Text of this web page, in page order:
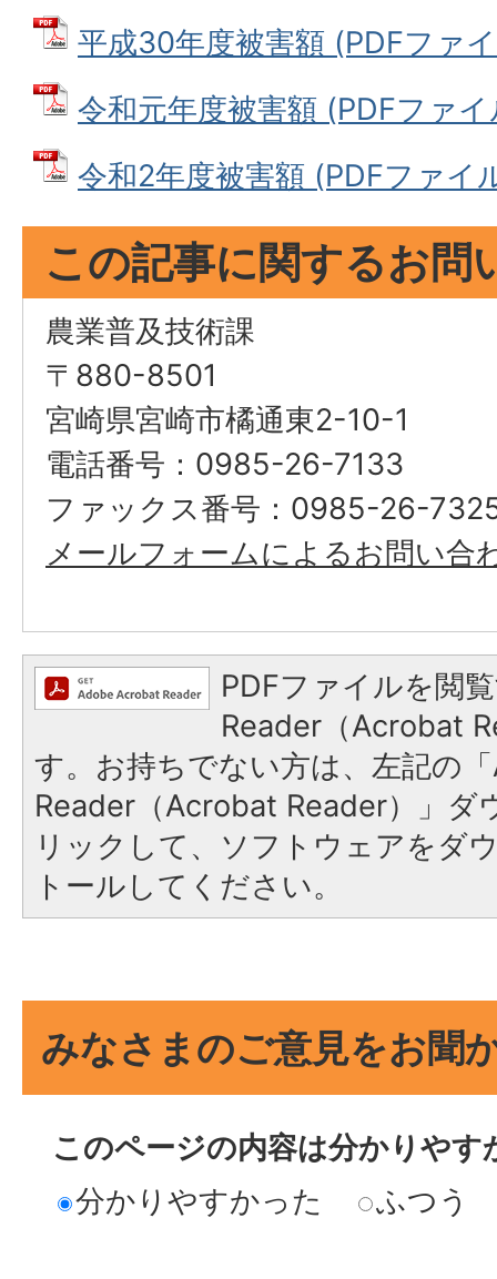
平成30年度被害額 (PDFファ
令和元年度被害額 (PDFファ
令和2年度被害額 (PDFファイ
この記事に関するお問
農業普及技術課
〒880-8501
宮崎県宮崎市橘通東2-10-1
電話番号：0985-26-7133
ファックス番号：0985-26-
メールフォームによるお問い合
PDFファイルを閲
Reader（Acrobat
す。お持ちでない方は、左記の
Reader（Acrobat Reader）」ダ
リックして、ソフトウェアをダ
トールしてください。
みなさまのご意見をお聞
このページの内容は分かりやす
分かりやすかった
ふつう